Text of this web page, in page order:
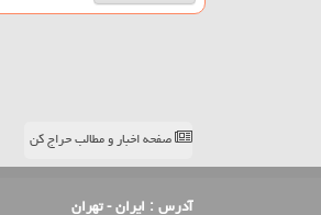
صفحه اخبار و مطالب حراج کن
آدرس : ایران - تهران